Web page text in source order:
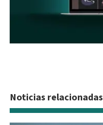
Noticias relacionadas